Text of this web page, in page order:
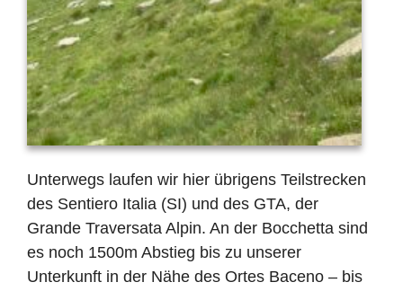
Unterwegs laufen wir hier übrigens Teilstrecken
des Sentiero Italia (SI) und des GTA, der
Grande Traversata Alpin. An der Bocchetta sind
es noch 1500m Abstieg bis zu unserer
Unterkunft in der Nähe des Ortes Baceno – bis